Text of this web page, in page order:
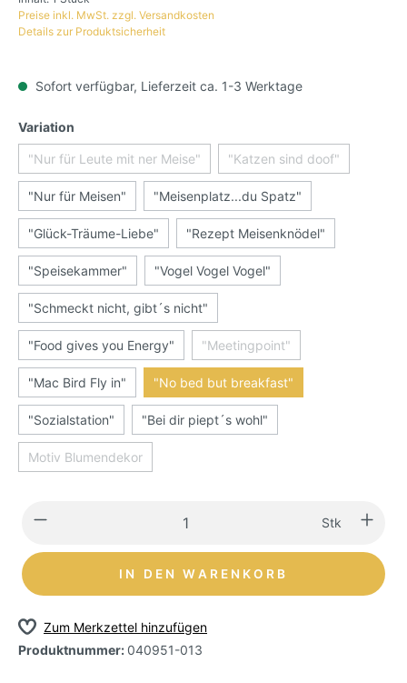
Preise inkl. MwSt. zzgl. Versandkosten
Details zur Produktsicherheit
Sofort verfügbar, Lieferzeit ca. 1-3 Werktage
Variation
"Nur für Leute mit ner Meise" "Katzen sind doof"
"Nur für Meisen" "Meisenplatz...du Spatz"
"Glück-Träume-Liebe" "Rezept Meisenknödel"
"Speisekammer" "Vogel Vogel Vogel"
"Schmeckt nicht, gibt´s nicht"
"Food gives you Energy" "Meetingpoint"
"Mac Bird Fly in" "No bed but breakfast"
"Sozialstation" "Bei dir piept´s wohl"
Motiv Blumendekor
Stk
IN DEN WARENKORB
Zum Merkzettel hinzufügen
Produktnummer: 040951-013